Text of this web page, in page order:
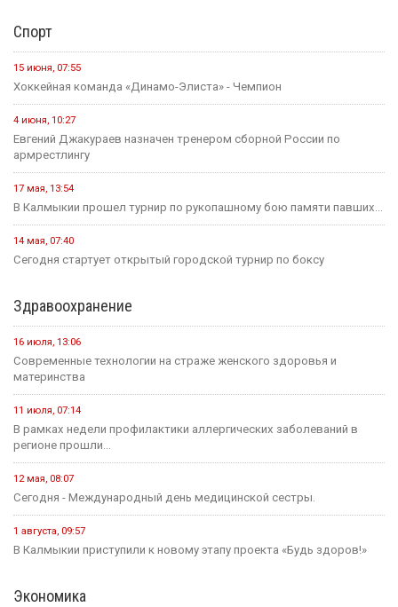
Спорт
15 июня, 07:55
Хоккейная команда «Динамо-Элиста» - Чемпион
4 июня, 10:27
Евгений Джакураев назначен тренером сборной России по
армрестлингу
17 мая, 13:54
В Калмыкии прошел турнир по рукопашному бою памяти павших...
14 мая, 07:40
Сегодня стартует открытый городской турнир по боксу
Здравоохранение
16 июля, 13:06
Современные технологии на страже женского здоровья и
материнства
11 июля, 07:14
В рамках недели профилактики аллергических заболеваний в
регионе прошли...
12 мая, 08:07
Сегодня - Международный день медицинской сестры.
1 августа, 09:57
В Калмыкии приступили к новому этапу проекта «Будь здоров!»
Экономика